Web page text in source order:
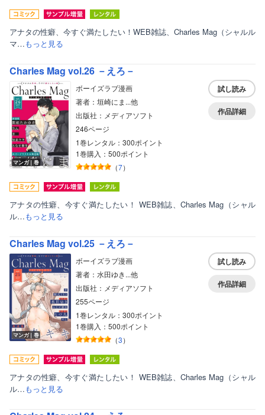
アナタの性癖、今すぐ満たしたい！WEB雑誌、Charles Mag（シャルル
マ…もっと見る
Charles Mag vol.26 －えろ－
マンガ｜巻
ボーイズラブ漫画
著者：垣崎にま...他
出版社：メディアソフト
246ページ
1巻レンタル：300ポイント
1巻購入：500ポイント
（7）
試し読み
作品詳細
アナタの性癖、今すぐ満たしたい！ WEB雑誌、Charles Mag（シャル
ル…もっと見る
Charles Mag vol.25 －えろ－
マンガ｜巻
ボーイズラブ漫画
著者：水田ゆき...他
出版社：メディアソフト
255ページ
1巻レンタル：300ポイント
1巻購入：500ポイント
（3）
試し読み
作品詳細
アナタの性癖、今すぐ満たしたい！ WEB雑誌、Charles Mag（シャル
ル…もっと見る